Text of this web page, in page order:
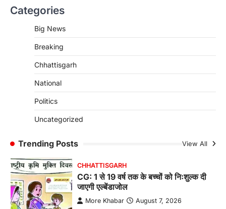
Categories
Big News
Breaking
Chhattisgarh
National
Politics
Uncategorized
Trending Posts View All
जशपुर जिले की 5 माह की मासूम…
CG: छिपली की दीदियों का कमाल, बकरी
बनाने की दिशा में जिले के नगरी…
CHHATTISGARH
CG: 1 से 19 वर्ष तक के बच्चों को निःशुल्क दी
जाएगी एल्बेंडाजोल
More Khabar August 7, 2026